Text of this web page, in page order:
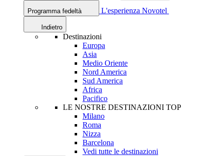
Programma fedeltà L'esperienza Novotel
Indietro
Destinazioni
Europa
Asia
Medio Oriente
Nord America
Sud America
Africa
Pacifico
LE NOSTRE DESTINAZIONI TOP
Milano
Roma
Nizza
Barcelona
Vedi tutte le destinazioni